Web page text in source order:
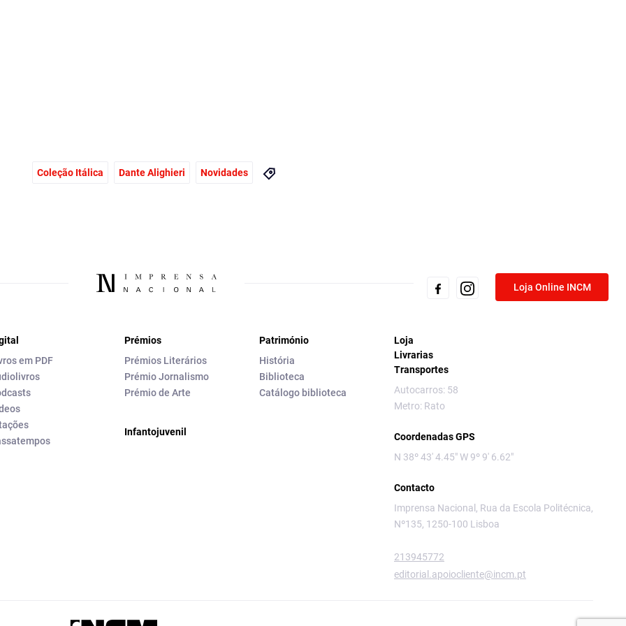
Coleção Itálica Dante Alighieri Novidades
Loja Online INCM
em PDF
Prémios
Prémios Literários
Prémio Jornalismo
Prémio de Arte
Infantojuvenil
Património
História
Biblioteca
Catálogo biblioteca
Loja
Livrarias
Transportes
Autocarros: 58
Metro: Rato
Coordenadas GPS
N 38º 43' 4.45" W 9º 9' 6.62"
Contacto
Imprensa Nacional, Rua da Escola Politécnica,
Nº135, 1250-100 Lisboa
213945772
editorial.apoiocliente@incm.pt